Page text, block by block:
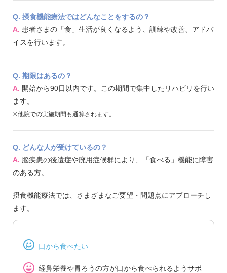
Q. 摂食機能療法ではどんなことをするの？
A. 患者さまの「食」生活が良くなるよう、訓練や改善、アドバ
イスを行います。
Q. 期限はあるの？
A. 開始から90日以内です。この期間で集中したリハビリを行い
ます。
※他院での実施期間も通算されます。
Q. どんな人が受けているの？
A. 脳疾患の後遺症や廃用症候群により、「食べる」機能に障害
のある方。
摂食機能療法では、さまざまなご要望・問題点にアプローチし
ます。
口から食べたい
経鼻栄養や胃ろうの方が口から食べられるようサポ